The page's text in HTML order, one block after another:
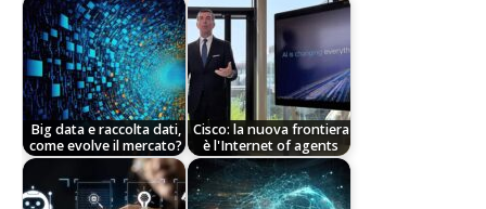
Big data e raccolta dati,
come evolve il mercato?
Cisco: la nuova frontiera
è l'Internet of agents